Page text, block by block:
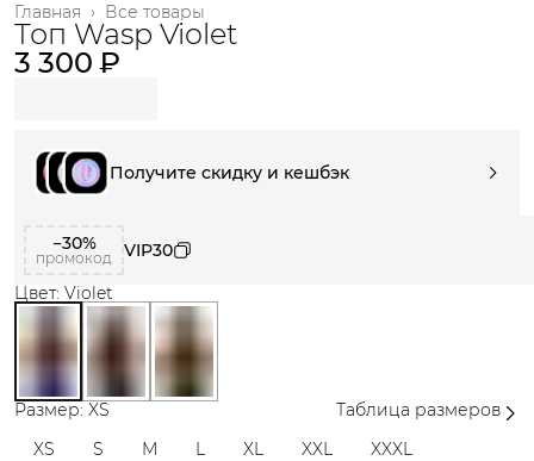
Все товары
Главная ›
Топ Wasp Violet
3 300 ₽
Получите скидку и кешбэк
−30%
промокод
VIP30
Цвет: Violet
Размер: XS
Таблица размеров
XS
S M L XL XXL XXXL